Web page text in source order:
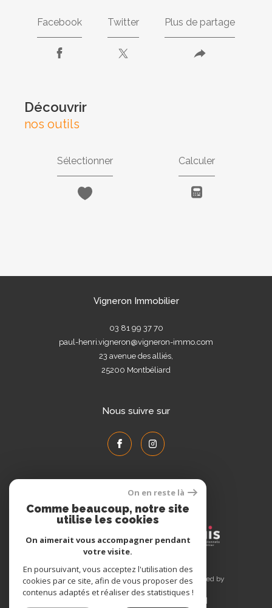
Facebook Twitter Plus de partage
découvrir
nos outils
Sélectionner Calculer
Vigneron Immobilier
03 81 99 37 70
paul-henri.vigneron@vigneron-immo.com
23 avenue des alliés,
25200
Montbéliard
Nous suivre sur
Adhérents
© 2026 | Tous droits réservés | Traduction powered by
Google |
On en reste là
Comme beaucoup, notre site
utilise les cookies
On aimerait vous accompagner pendant
votre visite.
En poursuivant, vous acceptez l'utilisation des
cookies par ce site, afin de vous proposer des
contenus adaptés et réaliser des statistiques !